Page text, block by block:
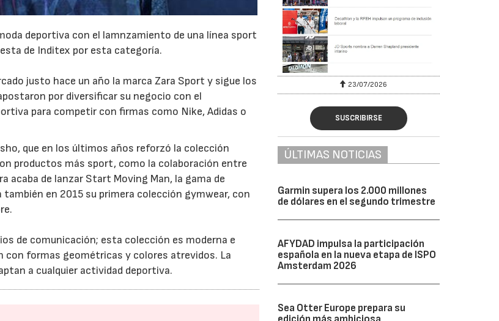
deportiva con el lamnzamiento de una línea sport
de Inditex por esta categoría.
justo hace un año la marca Zara Sport y sigue los
por diversificar su negocio con el
para competir con firmas como Nike, Adidas o
que en los últimos años reforzó la colección
productos más sport, como la colaboración entre
acaba de lanzar Start Moving Man, la gama de
en 2015 su primera colección gymwear, con
de comunicación; esta colección es moderna e
con formas geométricas y colores atrevidos. La
a cualquier actividad deportiva.
23/07/2026 30/07/2026 23/07/2026
SUSCRIBIRSE
ÚLTIMAS NOTICIAS
Garmin supera los 2.000 millones
de dólares en el segundo trimestre
AFYDAD impulsa la participación
española en la nueva etapa de ISPO
Amsterdam 2026
Sea Otter Europe prepara su